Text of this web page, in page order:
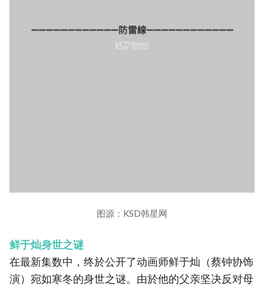
图源：KSD韩星网
鲜于灿身世之谜
在最新集数中，终於公开了动画师鲜于灿（蔡钟协饰
演）宛如寒冬的身世之谜。由於他的父亲坚决反对母